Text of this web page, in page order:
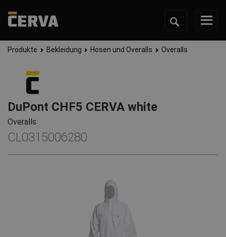
Produkte Bekleidung Hosen und Overalls Overalls
DuPont CHF5 CERVA white
Overalls
CL0315006280